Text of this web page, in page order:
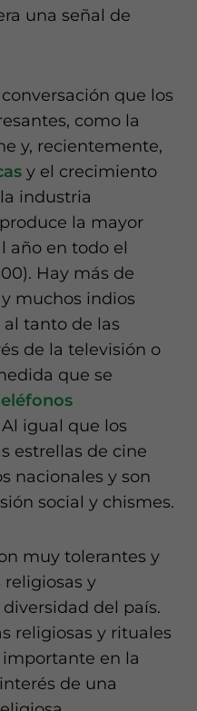
una señal de
que los
como la
y, recientemente,
y el crecimiento
industria
la mayor
año en todo el
Hay más de
muchos indios
tanto de las
de la televisión o
que se
igual que los
estrellas de cine
nacionales y son
social y chismes.
muy tolerantes y
y
del país.
religiosas y rituales
en la
de una